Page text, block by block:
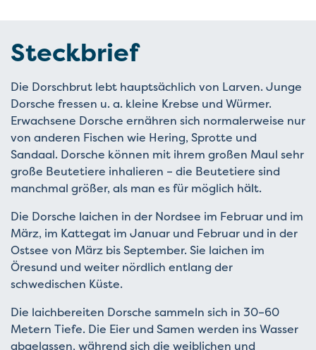
Steckbrief
Die Dorschbrut lebt hauptsächlich von Larven. Junge
Dorsche fressen u. a. kleine Krebse und Würmer.
Erwachsene Dorsche ernähren sich normalerweise nur
von anderen Fischen wie Hering, Sprotte und
Sandaal. Dorsche können mit ihrem großen Maul sehr
große Beutetiere inhalieren – die Beutetiere sind
manchmal größer, als man es für möglich hält.
Die Dorsche laichen in der Nordsee im Februar und im
März, im Kattegat im Januar und Februar und in der
Ostsee von März bis September. Sie laichen im
Öresund und weiter nördlich entlang der
schwedischen Küste.
Die laichbereiten Dorsche sammeln sich in 30–60
Metern Tiefe. Die Eier und Samen werden ins Wasser
abgelassen, während sich die weiblichen und